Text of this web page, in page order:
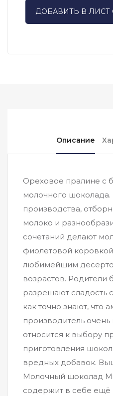
ДОБАВИТЬ В
Описание
Ореховое пралине с
молочного
производства,
молоко и
сочетаний делают
фиолетовой
любимейшим
возрастов. Родители
разрешают сладость
как точно знают, что
производитель
относится к выбору
приготовления
вредных добавок.
Молочный шоколад
содержит в себе ещё